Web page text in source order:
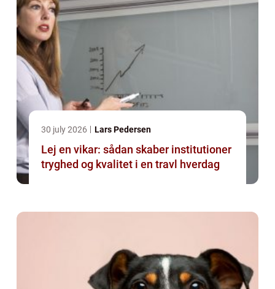
30 july 2026 Lars Pedersen
Lej en vikar: sådan skaber institutioner
tryghed og kvalitet i en travl hverdag